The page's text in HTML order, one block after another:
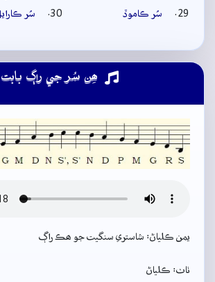
سُر ڪاموڏ
سُر
ھِن سُر جي راڳ بابت
يمن ڪلياڻ: شاستري سنگيت جو ھڪ راڳ
ٺاٺ: ڪلياڻ